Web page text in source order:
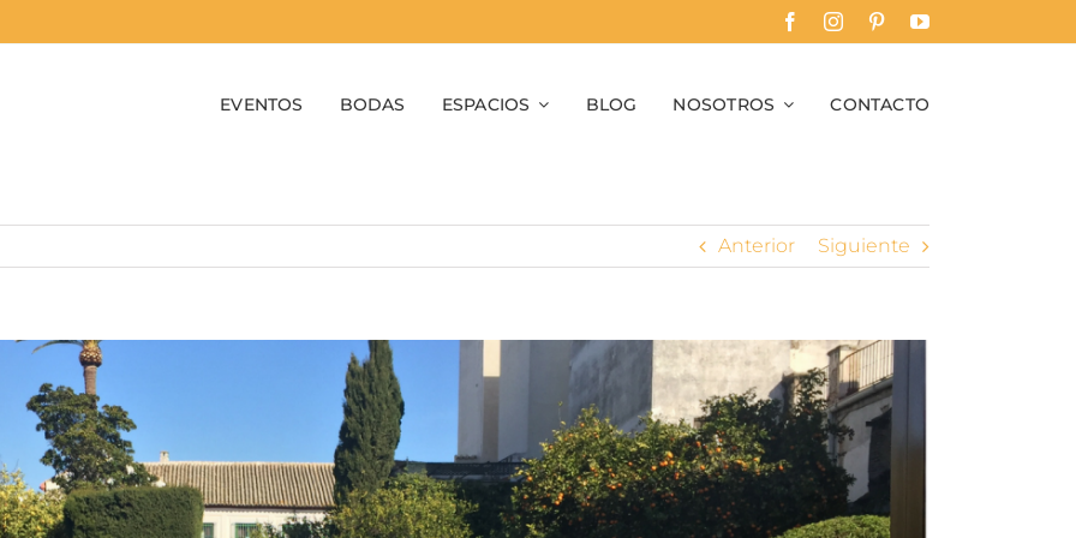
EVENTOS BODAS ESPACIOS BLOG NOSOTROS CONTACTO
Anterior Siguiente